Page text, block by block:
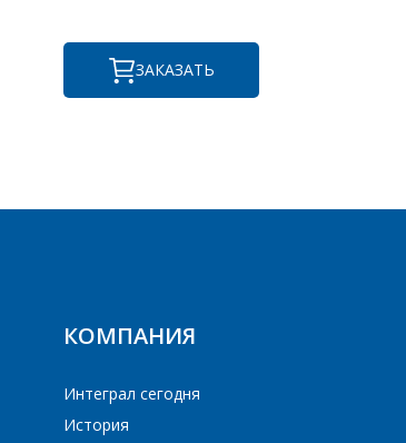
ЗАКАЗАТЬ
КОМПАНИЯ
Интеграл сегодня
История